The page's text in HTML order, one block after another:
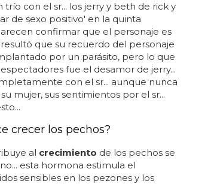
con el sr... los jerry y beth de rick y
de sexo positivo' en la quinta
confirmar que el personaje es
resultó que su recuerdo del personaje
por un parásito, pero lo que
fue el desamor de jerry...
con el sr... aunque nunca
mujer, sus sentimientos por el sr...
crecer los pechos?
al crecimiento de los pechos se
esta hormona estimula el
sensibles en los pezones y los